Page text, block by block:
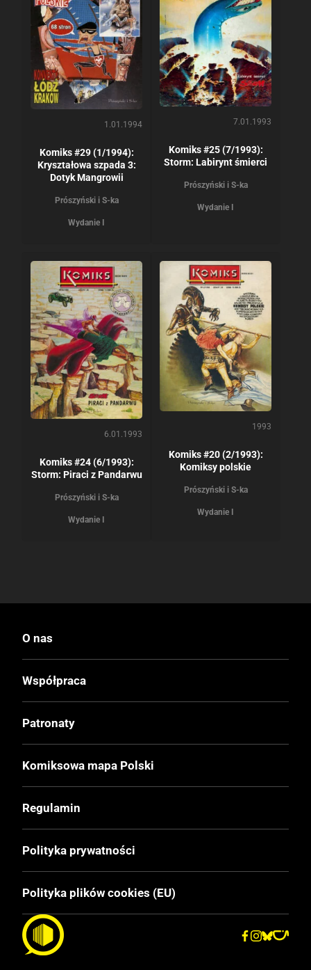
1.01.1994
Komiks #29 (1/1994):
Kryształowa szpada 3:
Dotyk Mangrowii
Prószyński i S-ka
Wydanie I
7.01.1993
Komiks #25 (7/1993):
Storm: Labirynt śmierci
Prószyński i S-ka
Wydanie I
6.01.1993
Komiks #24 (6/1993):
Storm: Piraci z Pandarwu
Prószyński i S-ka
Wydanie I
1993
Komiks #20 (2/1993):
Komiksy polskie
Prószyński i S-ka
Wydanie I
O nas
Współpraca
Patronaty
Komiksowa mapa Polski
Regulamin
Polityka prywatności
Polityka plików cookies (EU)